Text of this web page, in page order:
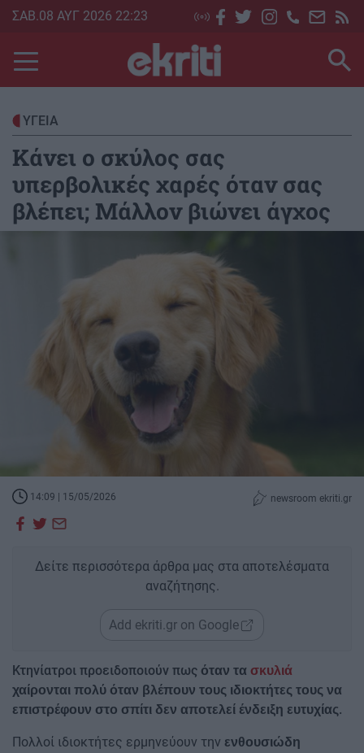
Skip
main
content
ΣΑΒ.08 ΑΥΓ 2026 22:23
ΥΓΕΙΑ
Κάνει ο σκύλος σας
υπερβολικές χαρές όταν σας
βλέπει; Μάλλον βιώνει άγχος
14:09 | 15/05/2026 newsroom ekriti.gr
Δείτε περισσότερα άρθρα μας στα αποτελέσματα
αναζήτησης.
Add ekriti.gr on Google
Κτηνίατροι προειδοποιούν πως όταν τα σκυλιά
χαίρονται πολύ όταν βλέπουν τους ιδιοκτήτες τους να
επιστρέφουν στο σπίτι δεν αποτελεί ένδειξη ευτυχίας.
Πολλοί ιδιοκτήτες ερμηνεύουν την ενθουσιώδη